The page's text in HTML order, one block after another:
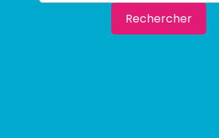
Rechercher